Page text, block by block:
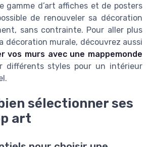
gamme d’art affiches et de posters
de renouveler sa décoration
sans contrainte. Pour aller plus
décoration murale, découvrez aussi
vos murs avec une mappemonde
différents styles pour un intérieur
sélectionner ses
art